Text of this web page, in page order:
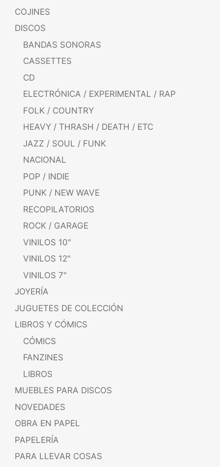
COJINES
DISCOS
BANDAS SONORAS
CASSETTES
CD
ELECTRÓNICA / EXPERIMENTAL / RAP
FOLK / COUNTRY
HEAVY / THRASH / DEATH / ETC
JAZZ / SOUL / FUNK
NACIONAL
POP / INDIE
PUNK / NEW WAVE
RECOPILATORIOS
ROCK / GARAGE
VINILOS 10"
VINILOS 12"
VINILOS 7"
JOYERÍA
JUGUETES DE COLECCIÓN
LIBROS Y CÓMICS
CÓMICS
FANZINES
LIBROS
MUEBLES PARA DISCOS
NOVEDADES
OBRA EN PAPEL
PAPELERÍA
PARA LLEVAR COSAS